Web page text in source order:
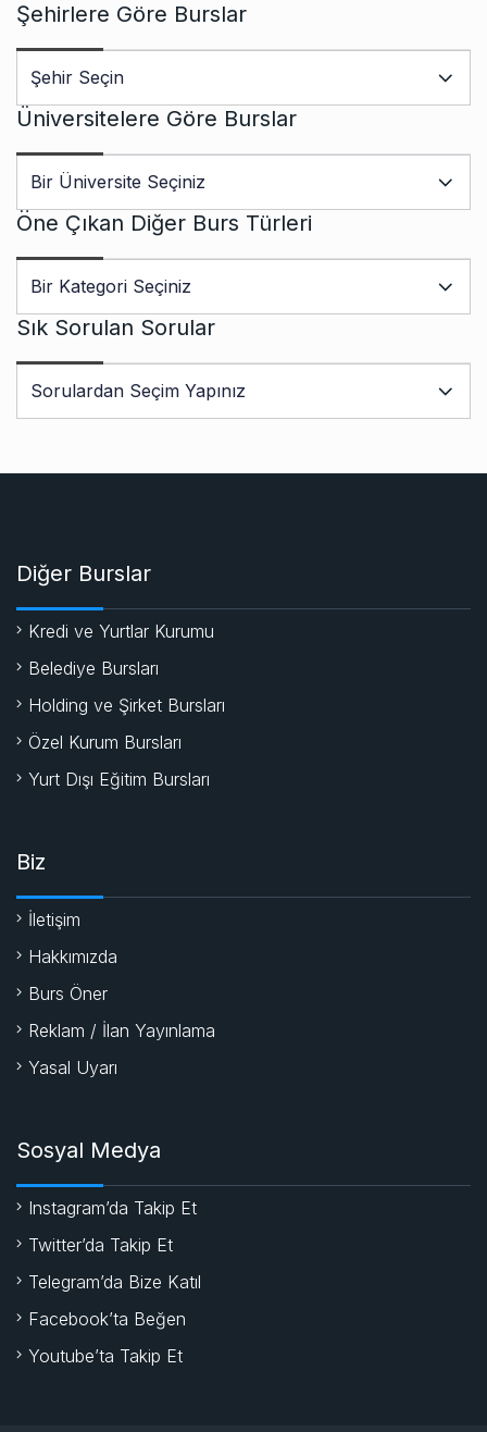
Şehirlere Göre Burslar
Üniversitelere Göre Burslar
Öne Çıkan Diğer Burs Türleri
Sık Sorulan Sorular
Diğer Burslar
Kredi ve Yurtlar Kurumu
Belediye Bursları
Holding ve Şirket Bursları
Özel Kurum Bursları
Yurt Dışı Eğitim Bursları
Biz
İletişim
Hakkımızda
Burs Öner
Reklam / İlan Yayınlama
Yasal Uyarı
Sosyal Medya
Instagram’da Takip Et
Twitter’da Takip Et
Telegram’da Bize Katıl
Facebook’ta Beğen
Youtube’ta Takip Et